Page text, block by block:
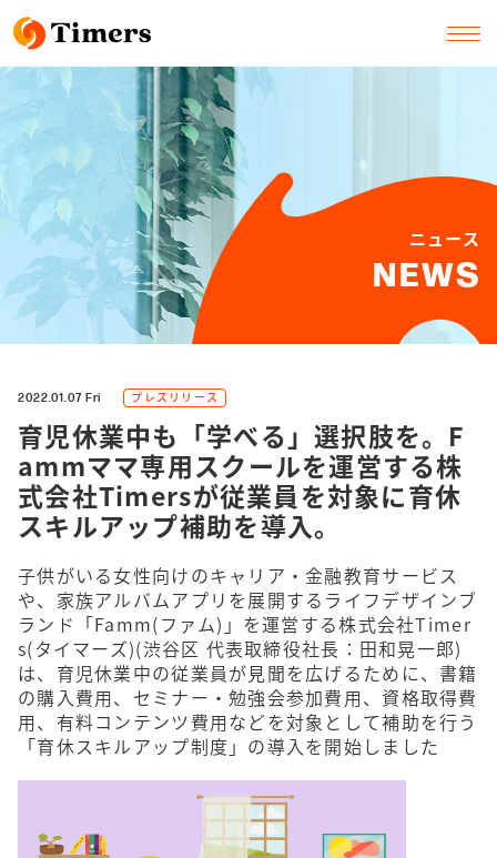
ニュース
NEWS
2022.01.07 Fri プレスリリース
育児休業中も「学べる」選択肢を。F
ammママ専用スクールを運営する株
式会社Timersが従業員を対象に育休
スキルアップ補助を導入。
子供がいる女性向けのキャリア・金融教育サービス
や、家族アルバムアプリを展開するライフデザインブ
ランド「Famm(ファム)」を運営する株式会社Timer
s(タイマーズ)(渋谷区 代表取締役社長：田和晃一郎)
は、育児休業中の従業員が見聞を広げるために、書籍
の購入費用、セミナー・勉強会参加費用、資格取得費
用、有料コンテンツ費用などを対象として補助を行う
「育休スキルアップ制度」の導入を開始しました